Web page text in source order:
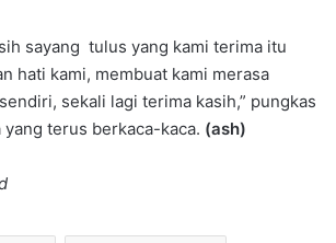
sayang tulus yang kami terima itu
hati kami, membuat kami merasa
sekali lagi terima kasih,” pungkas
yang terus berkaca-kaca. (ash)